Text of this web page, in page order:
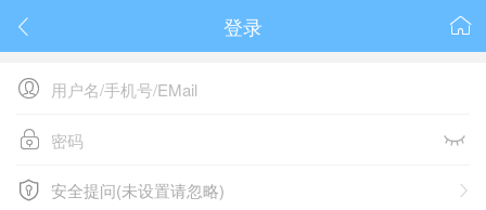
 
登录

 
 
安全提问(未设置请忽略)